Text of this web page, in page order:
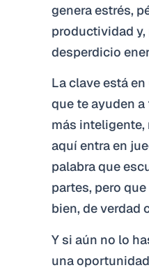
genera estrés,
productividad
desperdicio
La clave está
que te ayuden
más inteligente,
aquí entra en
palabra que
partes, pero
bien, de verdad
Y si aún no lo
una